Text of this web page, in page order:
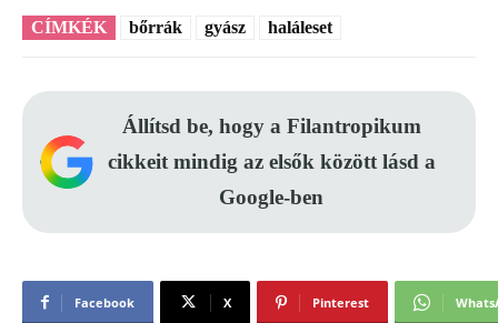
CÍMKÉK bőrrák gyász haláleset
Állítsd be, hogy a Filantropikum
cikkeit mindig az elsők között lásd a
Google-ben
Facebook X Pinterest